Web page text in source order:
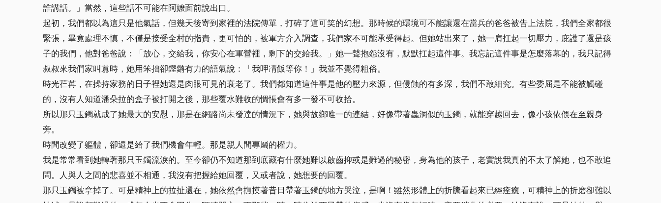
誰講話。」當然，這些話不可能在阿嬤面前說出口。
起初，我們都以為這只是他氣話，但幾天後寄到家裡的法院傳單，打碎了這可笑的幻想。那時候的環境可不能讓還在當兵的爸爸被告上法院，我們全家都很
緊張，畢竟處理不慎，不僅是接受全村的指責，更可怕的，被軍方介入調查，我們家不可能承受得起。但她站出來了，她一肩扛起一切壓力，庇護了還是孩
子的我們，他對爸爸說：「放心，交給我，你安心在軍營裡，剩下的交給我。」她一聲抱怨沒有，默默扛起這件事。我忘記這件事是怎麼落幕的，我只記得
叔叔來我們家叫囂時，她用笨拙卻鏗鏘有力的語氣說：「我呷凊飯等你！」我並不覺得粗俗。
時光芢苒，在操持家務的日子裡她還是肉眼可見的衰老了。我們都知道這件事是他的壓力來源，但侵蝕的有多深，我們不敢細究。有些委屈是不能被觸碰
的，沒有人知道潘朵拉的盒子被打開之後，那些覆水難收的惆悵會有多一發不可收拾。
所以那只玉鐲就成了她最大的安慰，那是在網路尚未發達的情況下，她與故鄉唯一的連結，好像帶著蟲洞似的玉鐲，就能穿越回去，像小孩依偎在至親身
旁。
時間改變了軀體，卻還是給了我們機會年輕。那是親人間專屬的權力。
我是常常看到她轉著那只玉鐲流淚的。至今卻仍不知道那到底藏有什麼她難以啟齒抑或是難過的秘密，身為他的孩子，老實說我真的不太了解她，也不敢追
問。人與人之間的悲喜並不相通，我沒有把握給她回覆，又或者說，她想要的回覆。
那只玉鐲被拿掉了。可是精神上的拉扯還在，她依然會撫摸著昔日帶著玉鐲的地方哭泣，是啊！雖然形體上的折騰看起來已經痊癒，可精神上的折磨卻難以